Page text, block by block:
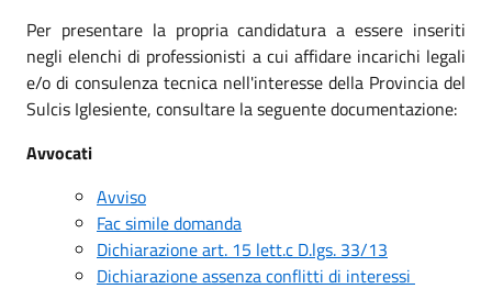
Per presentare la propria candidatura a essere inseriti
negli elenchi di professionisti a cui affidare incarichi legali
e/o di consulenza tecnica nell'interesse della Provincia del
Sulcis Iglesiente, consultare la seguente documentazione:
Avvocati
Avviso
Fac simile domanda
Dichiarazione art. 15 lett.c D.lgs. 33/13
Dichiarazione assenza conflitti di interessi